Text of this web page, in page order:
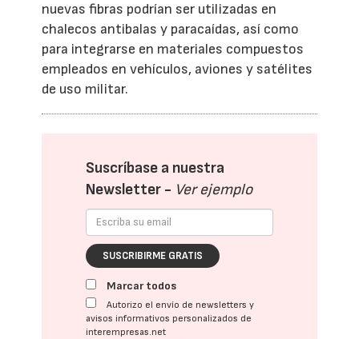
nuevas fibras podrían ser utilizadas en
chalecos antibalas y paracaídas, así como
para integrarse en materiales compuestos
empleados en vehículos, aviones y satélites
de uso militar.
Suscríbase a nuestra
Newsletter - Ver ejemplo
SUSCRIBIRME GRATIS
Marcar todos
Autorizo el envío de newsletters y
avisos informativos personalizados de
interempresas.net